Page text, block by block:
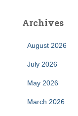
Archives
August 2026
July 2026
May 2026
March 2026